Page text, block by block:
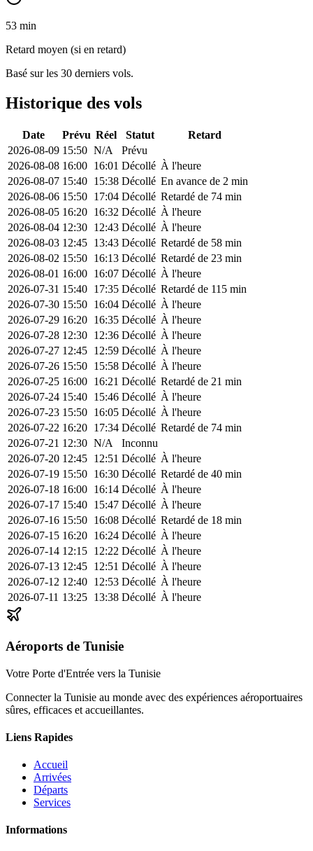
53 min
Retard moyen (si en retard)
Basé sur les 30 derniers vols.
Historique des vols
Date Prévu Réel Statut
Retard
2026-08-09 15:50 N/A
Prévu
2026-08-08 16:00 16:01 Décollé À l'heure
2026-08-07 15:40 15:38 Décollé En avance de 2 min
2026-08-06 15:50 17:04 Décollé Retardé de 74 min
2026-08-05 16:20 16:32 Décollé À l'heure
2026-08-04 12:30 12:43 Décollé À l'heure
2026-08-03 12:45 13:43 Décollé Retardé de 58 min
2026-08-02 15:50 16:13 Décollé Retardé de 23 min
2026-08-01 16:00 16:07 Décollé À l'heure
2026-07-31 15:40 17:35 Décollé Retardé de 115 min
2026-07-30 15:50 16:04 Décollé À l'heure
2026-07-29 16:20 16:35 Décollé À l'heure
2026-07-28 12:30 12:36 Décollé À l'heure
2026-07-27 12:45 12:59 Décollé À l'heure
2026-07-26 15:50 15:58 Décollé À l'heure
2026-07-25 16:00 16:21 Décollé Retardé de 21 min
2026-07-24 15:40 15:46 Décollé À l'heure
2026-07-23 15:50 16:05 Décollé À l'heure
2026-07-22 16:20 17:34 Décollé Retardé de 74 min
2026-07-21 12:30 N/A
Inconnu
2026-07-20 12:45 12:51 Décollé À l'heure
2026-07-19 15:50 16:30 Décollé Retardé de 40 min
2026-07-18 16:00 16:14 Décollé À l'heure
2026-07-17 15:40 15:47 Décollé À l'heure
2026-07-16 15:50 16:08 Décollé Retardé de 18 min
2026-07-15 16:20 16:24 Décollé À l'heure
2026-07-14 12:15 12:22 Décollé À l'heure
2026-07-13 12:45 12:51 Décollé À l'heure
2026-07-12 12:40 12:53 Décollé À l'heure
2026-07-11 13:25 13:38 Décollé À l'heure
Aéroports de Tunisie
Votre Porte d'Entrée vers la Tunisie
Connecter la Tunisie au monde avec des expériences aéroportuaires
sûres, efficaces et accueillantes.
Liens Rapides
Accueil
Arrivées
Départs
Services
Informations